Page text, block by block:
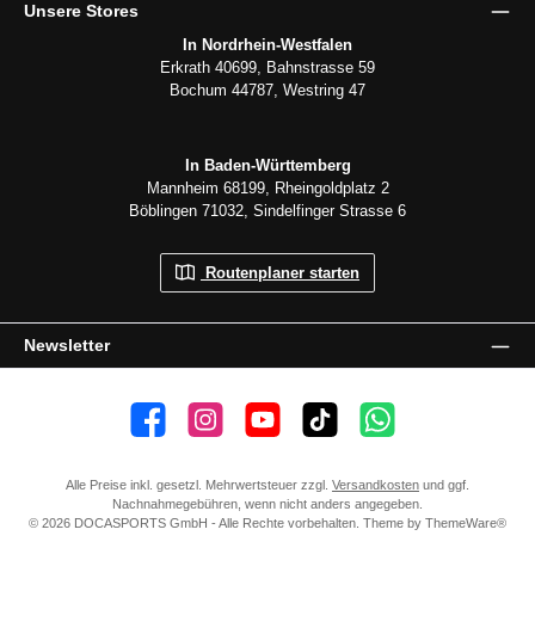
Newsletter
Unsere Stores
In Nordrhein-Westfalen
Erkrath 40699, Bahnstrasse 59
Bochum 44787, Westring 47
In Baden-Württemberg
Mannheim 68199, Rheingoldplatz 2
Böblingen 71032, Sindelfinger Strasse 6
Routenplaner starten
👍 4.500 Gefällt mir📸 38.000 Follower📺 20 Abonnenten🎵1.800 FollowerKanal abonnieren
Alle Preise inkl. gesetzl. Mehrwertsteuer zzgl. Versandkosten und ggf.
Nachnahmegebühren, wenn nicht anders angegeben.
© 2026 DOCASPORTS GmbH - Alle Rechte vorbehalten. Theme by ThemeWare®